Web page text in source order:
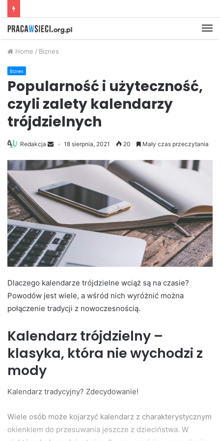
Home / Biznes
Biznes
Popularność i użyteczność,
czyli zalety kalendarzy
trójdzielnych
Redakcja 18 sierpnia, 2021 20 Mały czas przeczytania
Dlaczego kalendarze trójdzielne wciąż są na czasie?
Powodów jest wiele, a wśród nich wyróżnić można
połączenie tradycji z nowoczesnością.
Kalendarz trójdzielny –
klasyka, która nie wychodzi z
mody
Kalendarz tradycyjny? Zdecydowanie!
Wiele osób może kojarzyć kalendarz z charakterystycznym
okienkiem do przesuwania jeszcze z dzieciństwa. W